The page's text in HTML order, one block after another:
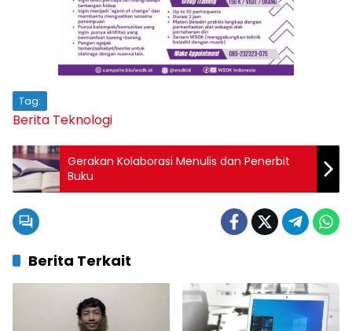
Tag:
Berita Teknologi
Gerakan Kolaborasi Menulis dan Penerbit
Buku
Berita Terkait